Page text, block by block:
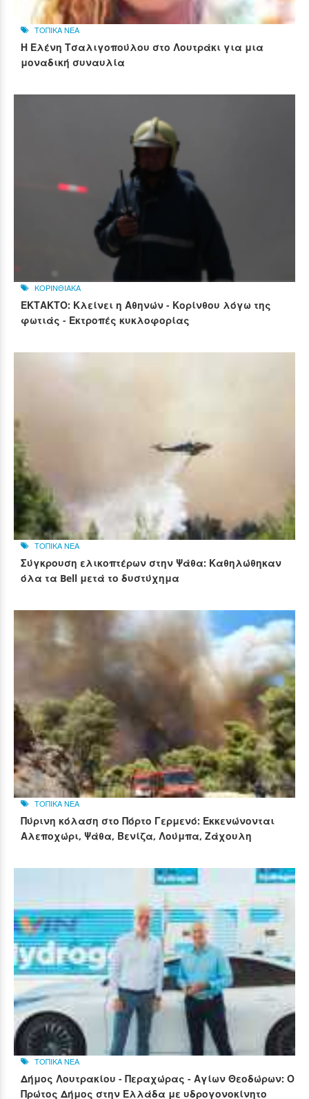
ΤΟΠΙΚΑ ΝΕΑ
Η Ελένη Τσαλιγοπούλου στο Λουτράκι για μια
μοναδική συναυλία
ΚΟΡΙΝΘΙΑΚΑ
ΕΚΤΑΚΤΟ: Κλείνει η Αθηνών - Κορίνθου λόγω της
φωτιάς - Εκτροπές κυκλοφορίας
ΤΟΠΙΚΑ ΝΕΑ
Σύγκρουση ελικοπτέρων στην Ψάθα: Καθηλώθηκαν
όλα τα Bell μετά το δυστύχημα
ΤΟΠΙΚΑ ΝΕΑ
Πύρινη κόλαση στο Πόρτο Γερμενό: Εκκενώνονται
Αλεποχώρι, Ψάθα, Βενίζα, Λούμπα, Ζάχουλη
ΤΟΠΙΚΑ ΝΕΑ
Δήμος Λουτρακίου - Περαχώρας - Αγίων Θεοδώρων: Ο
Πρώτος Δήμος στην Ελλάδα με υδρογονοκίνητο